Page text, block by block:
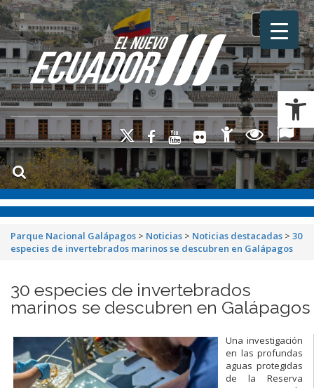
Toggle
Parque Nacional Galápagos > Noticias > Noticias destacadas > 30
especies de invertebrados marinos se descubren en Galápagos
30 especies de invertebrados
marinos se descubren en Galápagos
Una investigación
en las profundas
aguas protegidas
de la Reserva